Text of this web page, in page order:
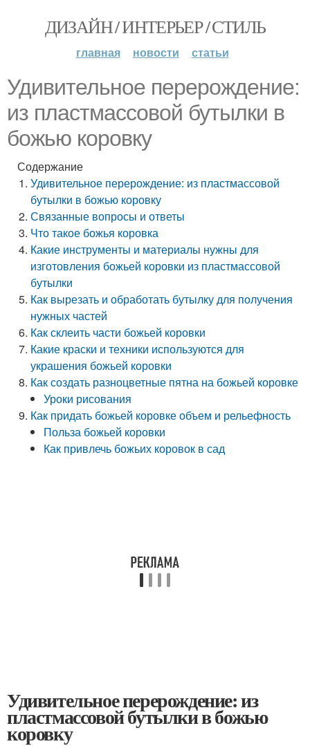
ДИЗАЙН / ИНТЕРЬЕР / СТИЛЬ
главная новости статьи
Удивительное перерождение:
из пластмассовой бутылки в
божью коровку
Содержание
Удивительное перерождение: из пластмассовой
бутылки в божью коровку
Связанные вопросы и ответы
Что такое божья коровка
Какие инструменты и материалы нужны для
изготовления божьей коровки из пластмассовой
бутылки
Как вырезать и обработать бутылку для получения
нужных частей
Как склеить части божьей коровки
Какие краски и техники используются для
украшения божьей коровки
Как создать разноцветные пятна на божьей коровке
Уроки рисования
Как придать божьей коровке объем и рельефность
Польза божьей коровки
Как привлечь божьих коровок в сад
Удивительное перерождение: из
пластмассовой бутылки в божью
коровку